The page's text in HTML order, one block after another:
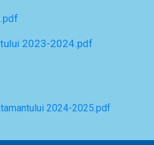
2023-2024.pdf
2024-2025.pdf